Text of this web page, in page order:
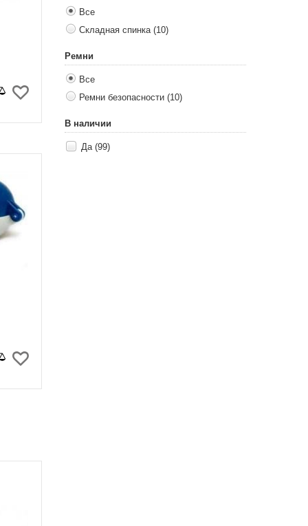
Все
Складная спинка (10)
Ремни
Все
Ремни безопасности (10)
В наличии
Да (99)